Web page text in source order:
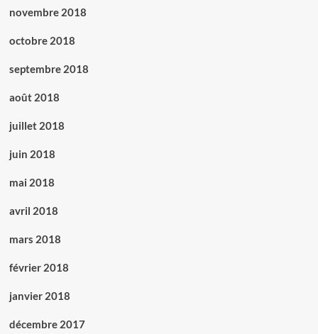
novembre 2018
octobre 2018
septembre 2018
août 2018
juillet 2018
juin 2018
mai 2018
avril 2018
mars 2018
février 2018
janvier 2018
décembre 2017